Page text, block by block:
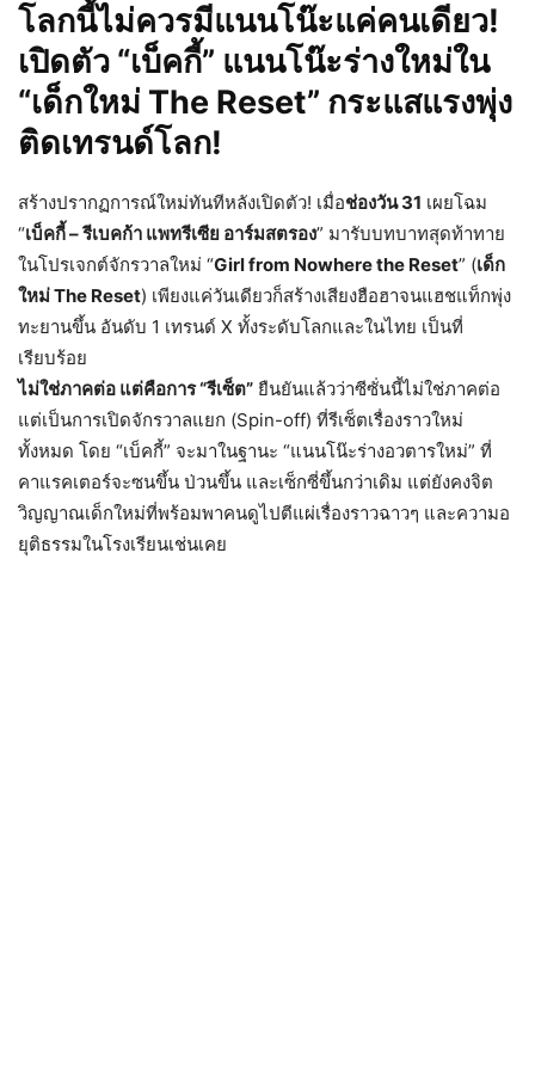
โลกนี้ไม่ควรมีแนนโน๊ะแค่คนเดียว!
เปิดตัว “เบ็คกี้” แนนโน๊ะร่างใหม่ใน
“เด็กใหม่ The Reset” กระแสแรงพุ่ง
ติดเทรนด์โลก!
สร้างปรากฏการณ์ใหม่ทันทีหลังเปิดตัว! เมื่อช่องวัน 31 เผยโฉม
“เบ็คกี้ – รีเบคก้า แพทรีเซีย อาร์มสตรอง” มารับบทบาทสุดท้าทาย
ในโปรเจกต์จักรวาลใหม่ “Girl from Nowhere the Reset” (เด็ก
ใหม่ The Reset) เพียงแค่วันเดียวก็สร้างเสียงฮือฮาจนแฮชแท็กพุ่ง
ทะยานขึ้น อันดับ 1 เทรนด์ X ทั้งระดับโลกและในไทย เป็นที่
เรียบร้อย
ไม่ใช่ภาคต่อ แต่คือการ “รีเซ็ต” ยืนยันแล้วว่าซีซั่นนี้ไม่ใช่ภาคต่อ
แต่เป็นการเปิดจักรวาลแยก (Spin-off) ที่รีเซ็ตเรื่องราวใหม่
ทั้งหมด โดย “เบ็คกี้” จะมาในฐานะ “แนนโน๊ะร่างอวตารใหม่” ที่
คาแรคเตอร์จะซนขึ้น ป่วนขึ้น และเซ็กซี่ขึ้นกว่าเดิม แต่ยังคงจิต
วิญญาณเด็กใหม่ที่พร้อมพาคนดูไปตีแผ่เรื่องราวฉาวๆ และความอ
ยุติธรรมในโรงเรียนเช่นเคย